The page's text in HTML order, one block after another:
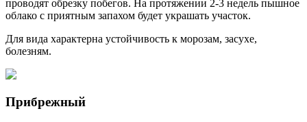
проводят обрезку побегов. На протяжении 2-3 недель пышное
облако с приятным запахом будет украшать участок.
Для вида характерна устойчивость к морозам, засухе,
болезням.
Прибрежный